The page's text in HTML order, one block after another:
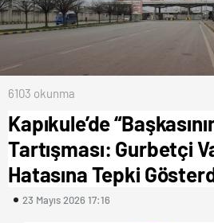
6103 okunma
Kapıkule’de
Tartışması: Gurbetçi
Hatasına Tepki
23 Mayıs 2026 17:16